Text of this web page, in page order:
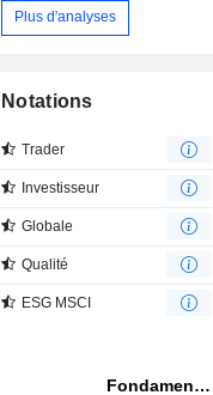
Plus d'analyses
Notations
Trader
Investisseur
Globale
Qualité
ESG MSCI